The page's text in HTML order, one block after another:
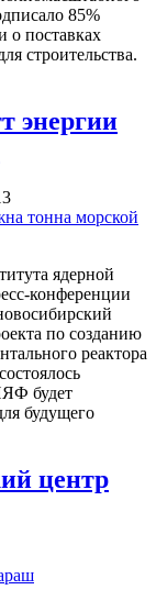
85%
о поставках
строительства.
энергии
ядерной
конференции
по созданию
реактора
будет
будущего
центр